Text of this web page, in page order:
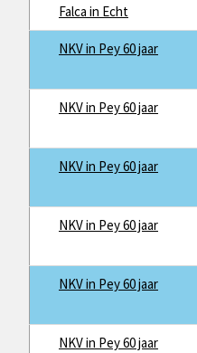
Falca in Echt
NKV in Pey 60 jaar
NKV in Pey 60 jaar
NKV in Pey 60 jaar
NKV in Pey 60 jaar
NKV in Pey 60 jaar
NKV in Pey 60 jaar